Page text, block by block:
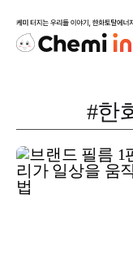
PEOPLE
CULTURE
#한